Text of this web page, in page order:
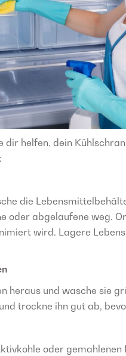
helfen, dein
die
oder abgelaufene weg.
wird. Lagere
heraus und wasche sie
trockne ihn gut ab,
oder gemahlenen